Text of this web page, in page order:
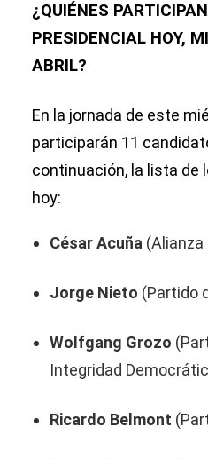
¿QUIÉNES
PRESIDENCIAL HOY,
ABRIL?
En la jornada de este
participarán 11
continuación, la lista de
hoy:
César Acuña (Alianza
Jorge Nieto (Partido
Wolfgang Grozo
Integridad
Ricardo Belmont